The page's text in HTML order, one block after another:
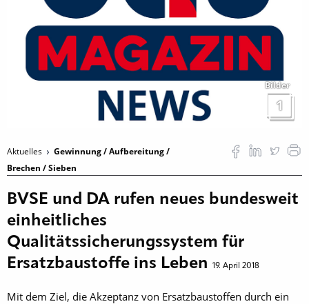
Bilder
1
Aktuelles
Gewinnung / Aufbereitung /
Brechen / Sieben
BVSE und DA rufen neues bundesweit
einheitliches
Qualitätssicherungssystem für
Ersatzbaustoffe ins Leben
19. April 2018
Mit dem Ziel, die Akzeptanz von Ersatzbaustoffen durch ein